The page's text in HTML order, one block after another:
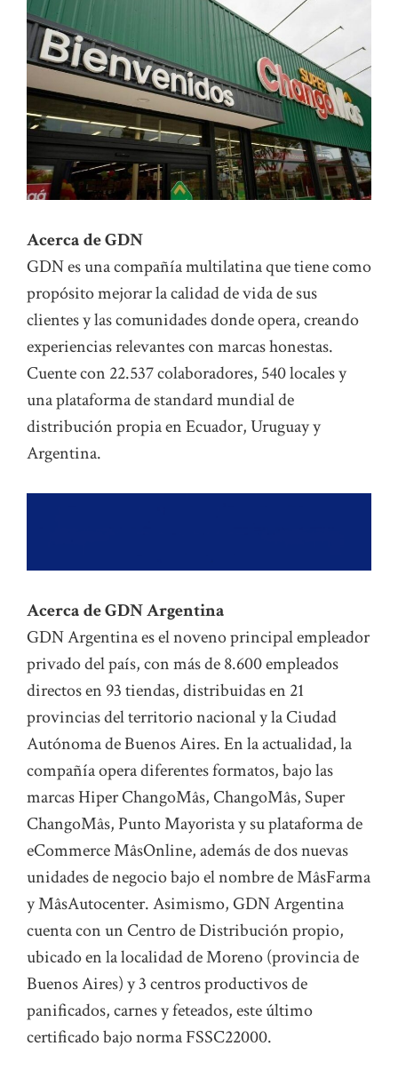
Acerca de GDN
GDN es una compañía multilatina que tiene como
propósito mejorar la calidad de vida de sus
clientes y las comunidades donde opera, creando
experiencias relevantes con marcas honestas.
Cuente con 22.537 colaboradores, 540 locales y
una plataforma de standard mundial de
distribución propia en Ecuador, Uruguay y
Argentina.
Acerca de GDN Argentina
GDN Argentina es el noveno principal empleador
privado del país, con más de 8.600 empleados
directos en 93 tiendas, distribuidas en 21
provincias del territorio nacional y la Ciudad
Autónoma de Buenos Aires. En la actualidad, la
compañía opera diferentes formatos, bajo las
marcas Hiper ChangoMâs, ChangoMâs, Super
ChangoMâs, Punto Mayorista y su plataforma de
eCommerce MâsOnline, además de dos nuevas
unidades de negocio bajo el nombre de MâsFarma
y MâsAutocenter. Asimismo, GDN Argentina
cuenta con un Centro de Distribución propio,
ubicado en la localidad de Moreno (provincia de
Buenos Aires) y 3 centros productivos de
panificados, carnes y feteados, este último
certificado bajo norma FSSC22000.